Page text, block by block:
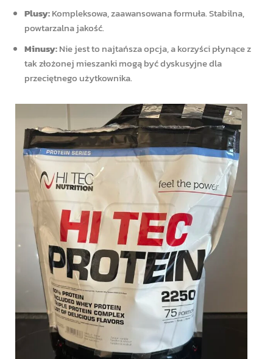
Plusy:Kompleksowa, zaawansowana formuła. Stabilna,
powtarzalna jakość.
Minusy:Nie jest to najtańsza opcja, a korzyści płynące z
tak złożonej mieszanki mogą być dyskusyjne dla
przeciętnego użytkownika.